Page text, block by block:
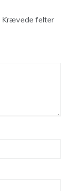
Krævede felter